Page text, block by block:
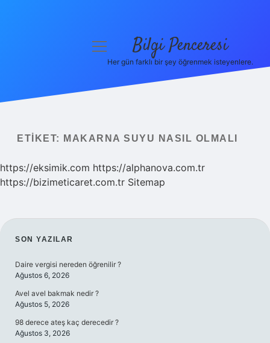
Yasal Uyarı
Hakkımızda
menüyü
Bilgi Penceresi
Her gün farklı bir şey öğrenmek isteyenlere.
ETIKET: MAKARNA SUYU NASIL OLMALI
https://eksimik.com https://alphanova.com.tr
https://bizimeticaret.com.tr Sitemap
SIDEBAR
SON YAZILAR
Daire vergisi nereden öğrenilir ?
Ağustos 6, 2026
Avel avel bakmak nedir ?
Ağustos 5, 2026
98 derece ateş kaç derecedir ?
Ağustos 3, 2026